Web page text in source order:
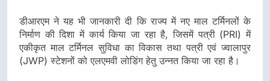
डीआरएम ने यह भी जानकारी दी कि राज्य में नए माल टर्मिनलों के
निर्माण की दिशा में कार्य किया जा रहा है, जिसमें पत्री (PRI) में
एकीकृत माल टर्मिनल सुविधा का विकास तथा पत्री एवं ज्वालापुर
(JWP) स्टेशनों को एलएमवी लोडिंग हेतु उन्नत किया जा रहा है।